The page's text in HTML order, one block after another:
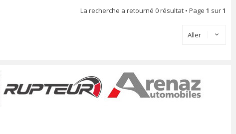
La recherche a retourné 0 résultat • Page 1 sur1
Aller